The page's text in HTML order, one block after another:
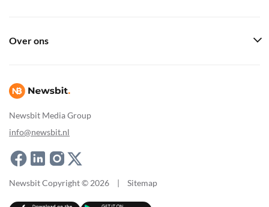
Newsbit Media Group
info@newsbit.nl
Over ons
Newsbit Copyright © 2026 Sitemap